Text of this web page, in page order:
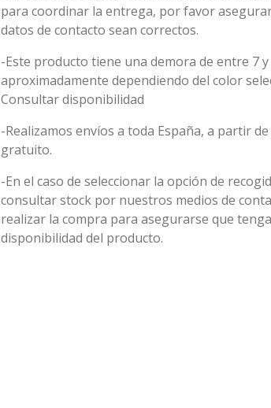
para coordinar la entrega, por favor
datos de contacto sean correctos.
-Este producto tiene una demora de entre 7
aproximadamente dependiendo del color
Consultar disponibilidad
-Realizamos envíos a toda España, a partir de
gratuito.
-En el caso de seleccionar la opción de
consultar stock por nuestros medios de
realizar la compra para asegurarse que
disponibilidad del producto.